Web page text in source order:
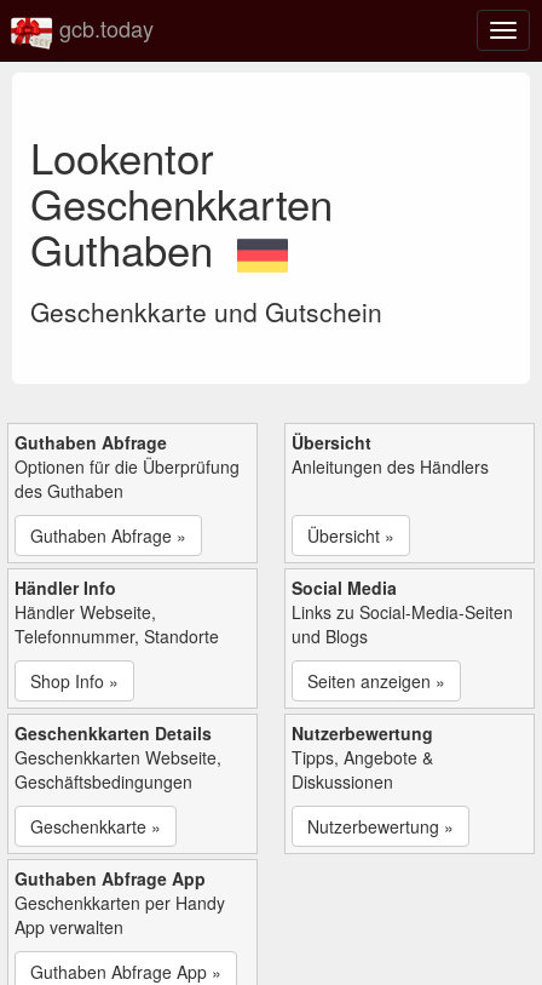
gcb.today
Lookentor
Geschenkkarten
Guthaben
Geschenkkarte und Gutschein
Guthaben Abfrage
Optionen für die Überprüfung
des Guthaben
Guthaben Abfrage »
Übersicht
Anleitungen des Händlers
Übersicht »
Händler Info
Händler Webseite,
Telefonnummer, Standorte
Shop Info »
Social Media
Links zu Social-Media-Seiten
und Blogs
Seiten anzeigen »
Geschenkkarten Details
Geschenkkarten Webseite,
Geschäftsbedingungen
Geschenkkarte »
Nutzerbewertung
Tipps, Angebote &
Diskussionen
Nutzerbewertung »
Guthaben Abfrage App
Geschenkkarten per Handy
App verwalten
Guthaben Abfrage App »